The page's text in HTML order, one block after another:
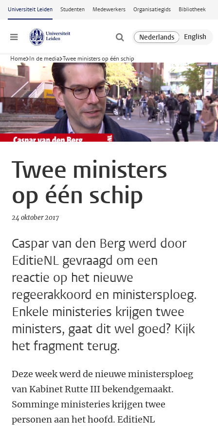
Ga naar hoofdinhoud
Universiteit Leiden Studenten Medewerkers Organisatiegids Bibliotheek
Menu
Home In de media Twee ministers op één schip
Twee ministers
op één schip
24 oktober 2017
Caspar van den Berg werd door
EditieNL gevraagd om een
reactie op het nieuwe
regeerakkoord en ministersploeg.
Enkele ministeries krijgen twee
ministers, gaat dit wel goed? Kijk
het fragment terug.
Deze week werd de nieuwe ministersploeg
van Kabinet Rutte III bekendgemaakt.
Somminge ministeries krijgen twee
personen aan het hoofd. EditieNL